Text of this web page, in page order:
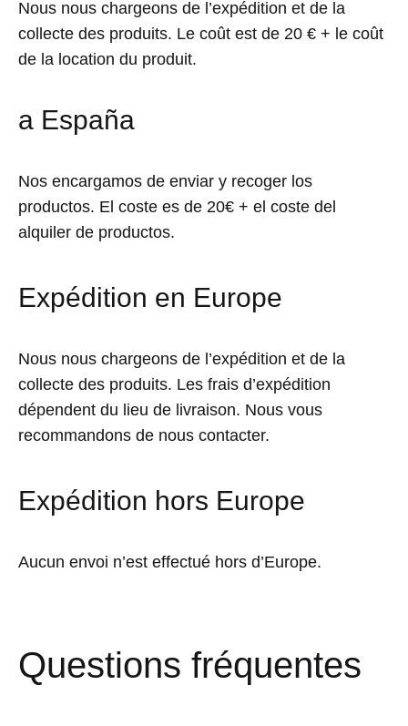
Nous nous chargeons de l’expédition et de la
collecte des produits. Le coût est de 20 € + le coût
de la location du produit.
a España
Nos encargamos de enviar y recoger los
productos. El coste es de 20€ + el coste del
alquiler de productos.
Expédition en Europe
Nous nous chargeons de l’expédition et de la
collecte des produits. Les frais d’expédition
dépendent du lieu de livraison. Nous vous
recommandons de nous contacter.
Expédition hors Europe
Aucun envoi n’est effectué hors d’Europe.
Questions fréquentes